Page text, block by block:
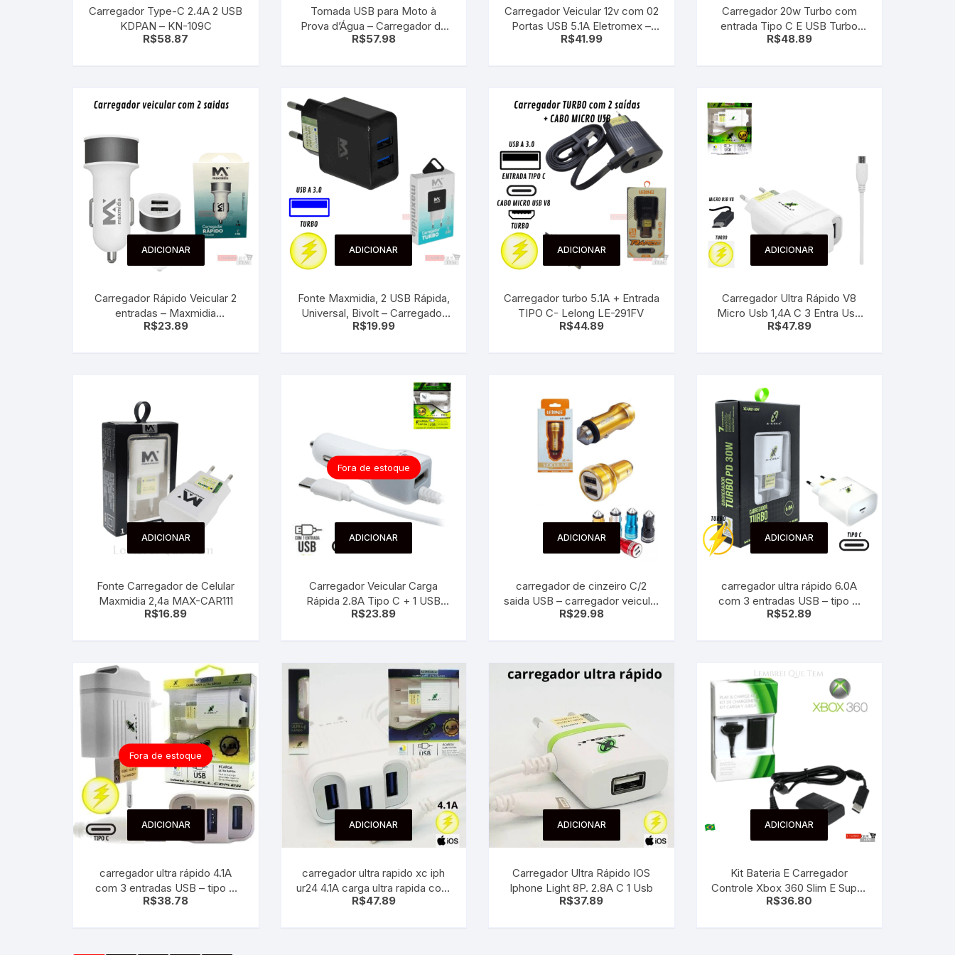
Brinquedos para Bebês e
Crianças Pequenas
Limpeza
Artes e Ofícios
chaveiro
Sex Shop
Carregador Type-C 2.4A 2 USB
KDPAN – KN-109C
R$58.87
Tomada USB para Moto à
Prova d’Água – Carregador de
Guidão com Entrada Isqueiro
R$57.98
Carregador Veicular 12v com 02
Portas USB 5.1A Eletromex –
carregador veicular em Alumínio
R$41.99
Carregador 20w Turbo com
entrada Tipo C E USB Turbo
5.1a Lelong Le-283
R$48.89
ADICIONAR
Carregador Rápido Veicular 2
entradas – Maxmidia
Carregador de Cinzeiro
R$23.89
ADICIONAR
Fonte Maxmidia, 2 USB Rápida,
Universal, Bivolt – Carregador
Turbo
R$19.99
ADICIONAR
Carregador turbo 5.1A + Entrada
TIPO C- Lelong LE-291FV
R$44.89
ADICIONAR
Carregador Ultra Rápido V8
Micro Usb 1,4A C 3 Entra Usb
Xc-Ur13
R$47.89
ADICIONAR
Fonte Carregador de Celular
Maxmidia 2,4a MAX-CAR111
R$16.89
Fora de estoque
ADICIONAR
Carregador Veicular Carga
Rápida 2.8A Tipo C + 1 USB
Extra X-Cell
R$23.89
ADICIONAR
carregador de cinzeiro C/2
saida USB – carregador veicular
em Alúminio
R$29.98
ADICIONAR
carregador ultra rápido 6.0A
com 3 entradas USB – tipo C
type c 30W
R$52.89
Fora de estoque
ADICIONAR
carregador ultra rápido 4.1A
com 3 entradas USB – tipo C
type c
R$38.78
ADICIONAR
carregador ultra rapido xc iph
ur24 4.1A carga ultra rapida com
3 entradas usb
R$47.89
ADICIONAR
Carregador Ultra Rápido IOS
Iphone Light 8P. 2.8A C 1 Usb
R$37.89
ADICIONAR
Kit Bateria E Carregador
Controle Xbox 360 Slim E Super
Slim
R$36.80